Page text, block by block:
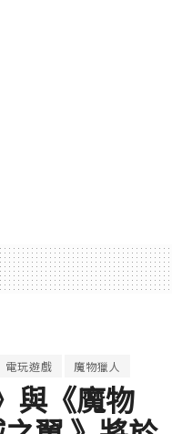
電玩遊戲 魔物獵人
與《魔物